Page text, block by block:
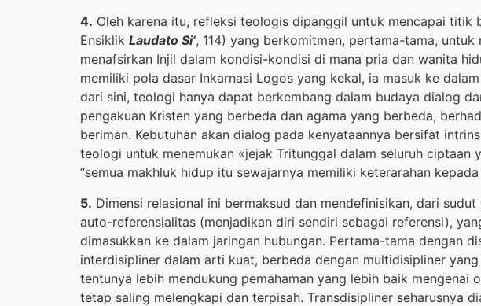
4. Oleh karena itu, refleksi teologis dipanggil untuk mencapai titik
Ensiklik Laudato Si’, 114) yang berkomitmen, pertama-tama,
menafsirkan Injil dalam kondisi-kondisi di mana pria dan wanita
memiliki pola dasar Inkarnasi Logos yang kekal, ia masuk ke
dari sini, teologi hanya dapat berkembang dalam budaya dialog
pengakuan Kristen yang berbeda dan agama yang berbeda,
beriman. Kebutuhan akan dialog pada kenyataannya bersifat
teologi untuk menemukan «jejak Tritunggal dalam seluruh ciptaan
“semua makhluk hidup itu sewajarnya memiliki keterarahan
5. Dimensi relasional ini bermaksud dan mendefinisikan, dari
auto-referensialitas (menjadikan diri sendiri sebagai referensi),
dimasukkan ke dalam jaringan hubungan. Pertama-tama dengan
interdisipliner dalam arti kuat, berbeda dengan multidisipliner
tentunya lebih mendukung pemahaman yang lebih baik
tetap saling melengkapi dan terpisah. Transdisipliner seharusnya